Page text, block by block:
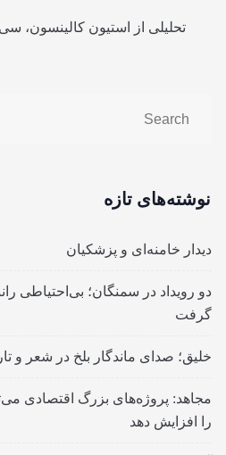
تحلیلی از استیون کالینسون،
نوشته‌های تازه
دیدار خامنه‌ای و پزشکیان
دو رویداد در سمنگان؛ بی‌احتیاطی
گرفت
خلیق؛ صدای ماندگار بلخ در شعر و
مجاهد: پروژه‌های بزرگ اقتصادی
را افزایش دهد